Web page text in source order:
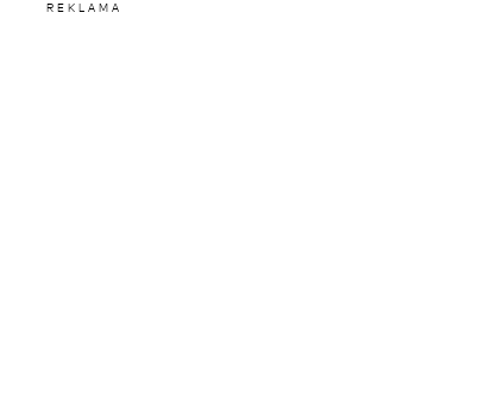
REKLAMA